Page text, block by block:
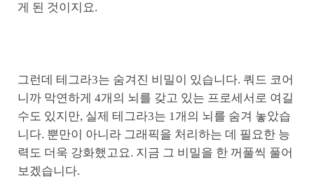
게 된 것이지요.
그런데 테그라3는 숨겨진 비밀이 있습니다. 쿼드 코어
니까 막연하게 4개의 뇌를 갖고 있는 프로세서로 여길
수도 있지만, 실제 테그라3는 1개의 뇌를 숨겨 놓았습
니다. 뿐만이 아니라 그래픽을 처리하는 데 필요한 능
력도 더욱 강화했고요. 지금 그 비밀을 한 꺼풀씩 풀어
보겠습니다.